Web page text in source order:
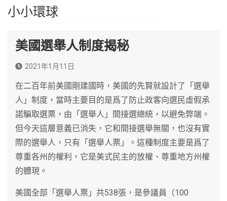
小小環球
美國選舉人制度揭秘
2021年1月11日
在二百年前美國剛建國時，美國的先賢就設計了「選舉
人」制度，當時主要目的是爲了防止政客向選民虛假承
諾騙取選票，由「選舉人」間接選總統，以避免弊端。
但今天這層意義已消失，它和間接選舉無關，也沒有實
際的選舉人，只有「選舉人票」。這種制度主要是爲了
尊重各州的權利，它是美式民主的放權、尊重地方州權
的體現。
美國全部「選舉人票」共538張，是參議員（100